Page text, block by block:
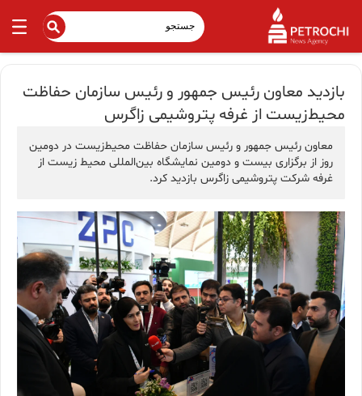
بازدید معاون رئیس جمهور و رئیس سازمان حفاظت
محیط‌زیست از غرفه پتروشیمی زاگرس
معاون رئیس جمهور و رئیس سازمان حفاظت محیط‌زیست در دومین
روز از برگزاری بیست و دومین نمایشگاه بین‌المللی محیط زیست از
غرفه شرکت پتروشیمی زاگرس بازدید کرد.